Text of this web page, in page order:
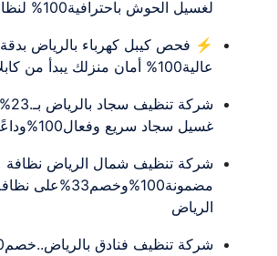
لغسيل الحوش باحترافية100% لنظافة تدوم
⚡ فحص كيبل كهرباء بالرياض بدقة
شركة تنظيف سجاد بالرياض بـ.23%خصم
غسيل سجاد سريع وفعال100%وداعًا للأوساخ
شركة تنظيف شمال الرياض نظافة
مضمونة100%وخصم33%على نظافة بشمال
شركة تنظيف فنادق بالرياض..خصم20%على